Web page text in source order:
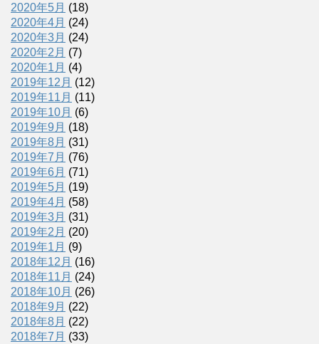
2020年5月 (18)
2020年4月 (24)
2020年3月 (24)
2020年2月 (7)
2020年1月 (4)
2019年12月 (12)
2019年11月 (11)
2019年10月 (6)
2019年9月 (18)
2019年8月 (31)
2019年7月 (76)
2019年6月 (71)
2019年5月 (19)
2019年4月 (58)
2019年3月 (31)
2019年2月 (20)
2019年1月 (9)
2018年12月 (16)
2018年11月 (24)
2018年10月 (26)
2018年9月 (22)
2018年8月 (22)
2018年7月 (33)